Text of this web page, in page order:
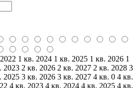
1 кв. 2024 1 кв. 2025 1 кв. 2026 1
2023 2 кв. 2026 2 кв. 2027 2 кв. 2028 3
2025 3 кв. 2026 3 кв. 2027 4 кв. 0 4 кв.
4 кв. 2023 4 кв. 2024 4 кв. 2025 4 кв.